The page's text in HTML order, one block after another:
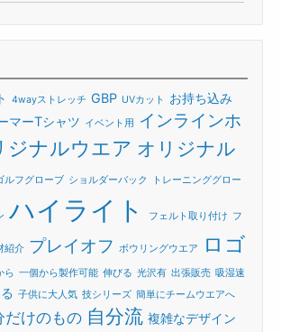
4wayストレッチ GBP UVカット
お持ち込み
マーTシャツ イベント用
インラインホ
ジナルウエア オリジナル
ルフグローブ ショルダーバック トレーニンググロー
ハイライト フェルト取り付け フ
紹介 プレイオフ ボウリングウエア ロゴ
ら 一個から製作可能 伸びる 光沢有 出張販売 吸湿速
子供に大人気 技シリーズ 簡単にチームウエアへ
だけのもの 自分流 複雑なデザイン